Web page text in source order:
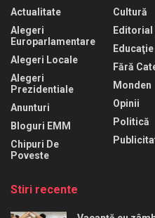
Actualitate
Alegeri
Europarlamentare
Alegeri Locale
Alegeri
Prezidentiale
Anunturi
Bloguri EMM
Chipuri De
Poveste
Cultură
Editorial
Educaţie
Fără
Monden
Opinii
Politică
Stiri recente